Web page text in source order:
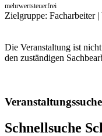
mehrwertsteuerfrei
Zielgruppe: Facharbeiter |
Die Veranstaltung ist
den zuständigen
Veranstaltungssuche
Schnellsuche